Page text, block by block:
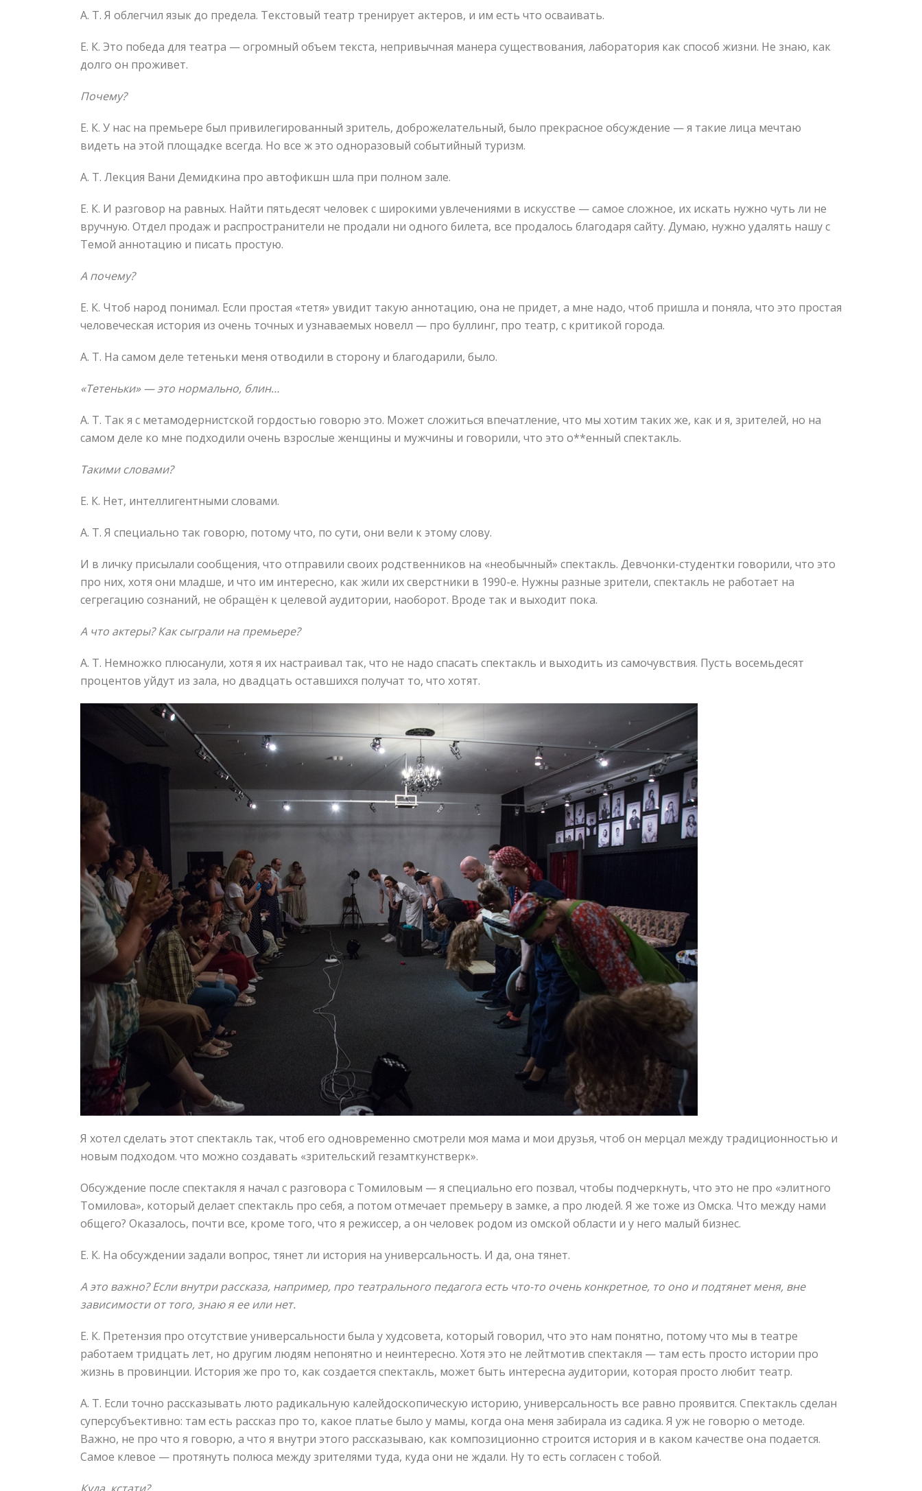
А. Т. Я облегчил язык до предела. Текстовый театр тренирует актеров, и им есть что осваивать.
Е. К. Это победа для театра — огромный объем текста, непривычная манера существования, лаборатория как способ жизни. Не знаю, как
долго он проживет.
Почему?
Е. К. У нас на премьере был привилегированный зритель, доброжелательный, было прекрасное обсуждение — я такие лица мечтаю
видеть на этой площадке всегда. Но все ж это одноразовый событийный туризм.
А. Т. Лекция Вани Демидкина про автофикшн шла при полном зале.
Е. К. И разговор на равных. Найти пятьдесят человек с широкими увлечениями в искусстве — самое сложное, их искать нужно чуть ли не
вручную. Отдел продаж и распространители не продали ни одного билета, все продалось благодаря сайту. Думаю, нужно удалять нашу с
Темой аннотацию и писать простую.
А почему?
Е. К. Чтоб народ понимал. Если простая «тетя» увидит такую аннотацию, она не придет, а мне надо, чтоб пришла и поняла, что это простая
человеческая история из очень точных и узнаваемых новелл — про буллинг, про театр, с критикой города.
А. Т. На самом деле тетеньки меня отводили в сторону и благодарили, было.
«Тетеньки» — это нормально, блин…
А. Т. Так я с метамодернистской гордостью говорю это. Может сложиться впечатление, что мы хотим таких же, как и я, зрителей, но на
самом деле ко мне подходили очень взрослые женщины и мужчины и говорили, что это о**енный спектакль.
Такими словами?
Е. К. Нет, интеллигентными словами.
А. Т. Я специально так говорю, потому что, по сути, они вели к этому слову.
И в личку присылали сообщения, что отправили своих родственников на «необычный» спектакль. Девчонки-студентки говорили, что это
про них, хотя они младше, и что им интересно, как жили их сверстники в 1990-е. Нужны разные зрители, спектакль не работает на
сегрегацию сознаний, не обращён к целевой аудитории, наоборот. Вроде так и выходит пока.
А что актеры? Как сыграли на премьере?
А. Т. Немножко плюсанули, хотя я их настраивал так, что не надо спасать спектакль и выходить из самочувствия. Пусть восемьдесят
процентов уйдут из зала, но двадцать оставшихся получат то, что хотят.
Я хотел сделать этот спектакль так, чтоб его одновременно смотрели моя мама и мои друзья, чтоб он мерцал между традиционностью и
новым подходом. что можно создавать «зрительский гезамткунстверк».
Обсуждение после спектакля я начал с разговора с Томиловым — я специально его позвал, чтобы подчеркнуть, что это не про «элитного
Томилова», который делает спектакль про себя, а потом отмечает премьеру в замке, а про людей. Я же тоже из Омска. Что между нами
общего? Оказалось, почти все, кроме того, что я режиссер, а он человек родом из омской области и у него малый бизнес.
Е. К. На обсуждении задали вопрос, тянет ли история на универсальность. И да, она тянет.
А это важно? Если внутри рассказа, например, про театрального педагога есть что-то очень конкретное, то оно и подтянет меня, вне
зависимости от того, знаю я ее или нет.
Е. К. Претензия про отсутствие универсальности была у худсовета, который говорил, что это нам понятно, потому что мы в театре
работаем тридцать лет, но другим людям непонятно и неинтересно. Хотя это не лейтмотив спектакля — там есть просто истории про
жизнь в провинции. История же про то, как создается спектакль, может быть интересна аудитории, которая просто любит театр.
А. Т. Если точно рассказывать люто радикальную калейдоскопическую историю, универсальность все равно проявится. Спектакль сделан
суперсубъективно: там есть рассказ про то, какое платье было у мамы, когда она меня забирала из садика. Я уж не говорю о методе.
Важно, не про что я говорю, а что я внутри этого рассказываю, как композиционно строится история и в каком качестве она подается.
Самое клевое — протянуть полюса между зрителями туда, куда они не ждали. Ну то есть согласен с тобой.